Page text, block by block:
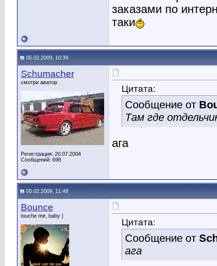
заказами по
таки
05.02.2009, 10:39
Schumacher
смотри аватор
Регистрация: 20.07.2004
Сообщений: 698
Цитата:
Сообщение от
Там где
ага
05.02.2009, 11:48
Bounce
touche me, baby )
Цитата:
Сообщение от
ага